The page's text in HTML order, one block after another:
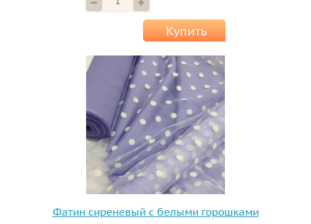
Купить
Фатин сиреневый с белыми горошками